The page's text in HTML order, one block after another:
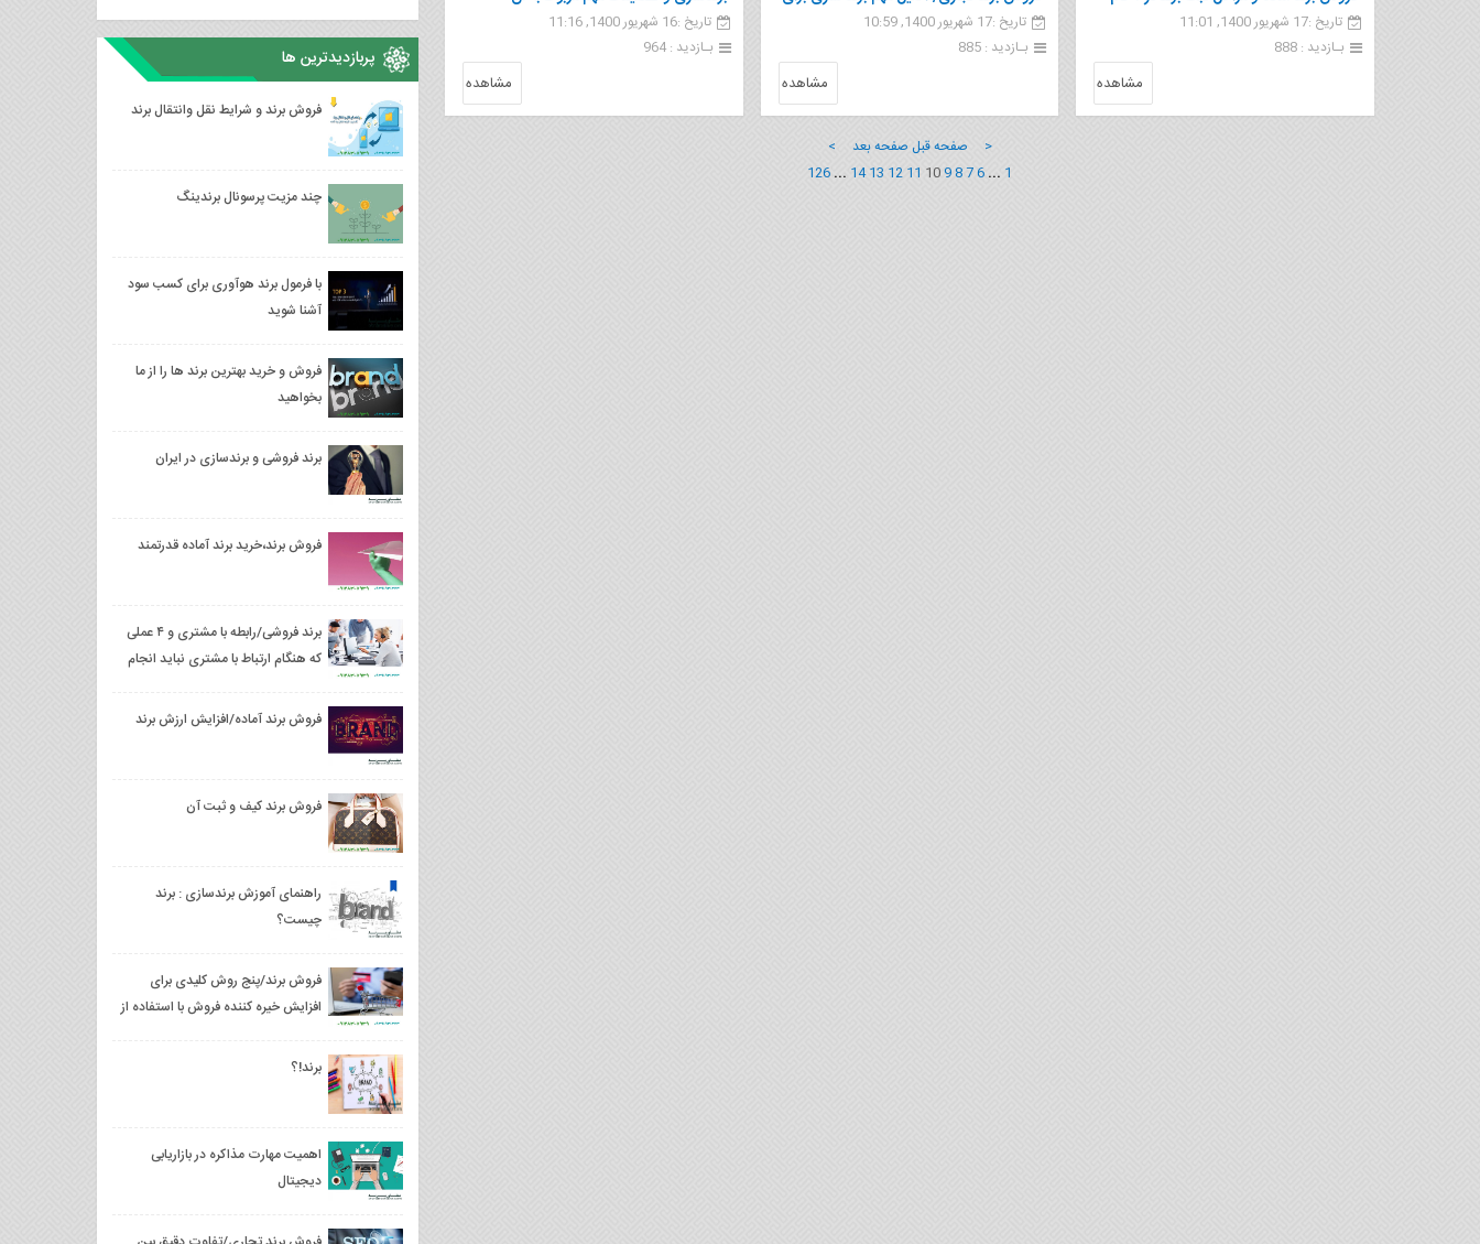
سادهتاریخ :17 شهریور 1400, 11:01
بـازدید : 888
مشاهده
هر کسب و کار
تاریخ :17 شهریور 1400, 10:59
بـازدید : 885
مشاهده
تاریخ :16 شهریور 1400, 11:16
بـازدید : 964
مشاهده
< صفحه قبل صفحه بعد >
1
...
6
7
8
9
10
11
12
13
14
...
126
پربازدیدترین ها
فروش برند و شرایط نقل وانتقال برند
چند مزیت پرسونال برندینگ
با فرمول برند هوآوری برای کسب سود
آشنا شوید
فروش و خرید بهترین برند ها را از ما
بخواهید
برند فروشی و برندسازی در ایران
فروش برند،خرید برند آماده قدرتمند
برند فروشی/رابطه با مشتری و ۴ عملی
که هنگام ارتباط با مشتری نباید انجام
فروش برند آماده/افزایش ارزش برند
فروش برند کیف و ثبت آن
راهنمای آموزش برندسازی : برند
چیست؟
فروش برند/پنج روش کلیدی برای
افزایش خیره کننده فروش با استفاده از
برند!؟
اهمیت مهارت مذاکره در بازاریابی
دیجیتال